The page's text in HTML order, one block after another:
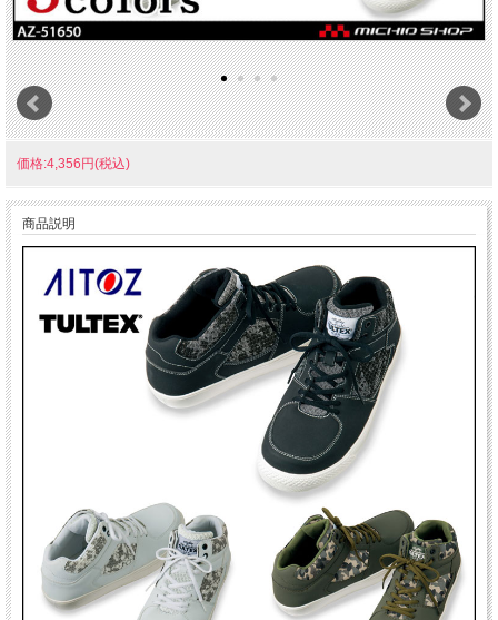
価格:4,356円(税込)
商品説明